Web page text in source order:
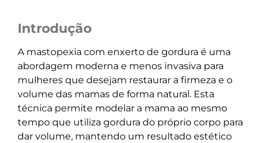
Introdução
A mastopexia com enxerto de gordura é uma
abordagem moderna e menos invasiva para
mulheres que desejam restaurar a firmeza e o
volume das mamas de forma natural. Esta
técnica permite modelar a mama ao mesmo
tempo que utiliza gordura do próprio corpo para
dar volume, mantendo um resultado estético